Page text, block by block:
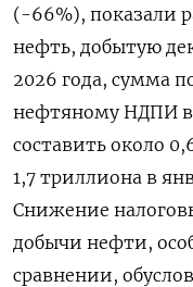
(-66%), показали
⁠нефть, добытую
2026 года, сумма
нефтяному НДПИ
составить около
1,7 триллиона в
Снижение
добычи нефти,
сравнении,